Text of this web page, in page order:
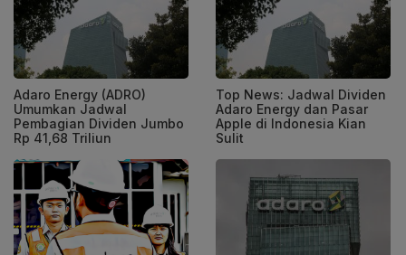
Adaro Energy (ADRO)
Umumkan Jadwal
Pembagian Dividen Jumbo
Rp 41,68 Triliun
Top News: Jadwal Dividen
Adaro Energy dan Pasar
Apple di Indonesia Kian
Sulit